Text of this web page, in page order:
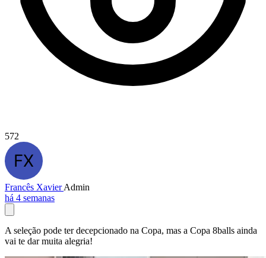
572
Francês XavierAdmin
há 4 semanas
A seleção pode ter decepcionado na Copa, mas a Copa 8balls ainda
vai te dar muita alegria!